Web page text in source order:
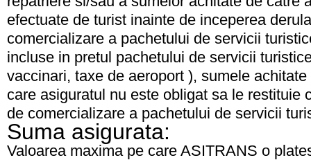
efectuate de turist inainte de inceperea
comercializare a pachetului de servicii
incluse in pretul pachetului de servicii
vaccinari, taxe de aeroport ), sumele
care asiguratul nu este obligat sa le restituie
de comercializare a pachetului de servicii
Suma asigurata:
Valoarea maxima pe care ASITRANS o